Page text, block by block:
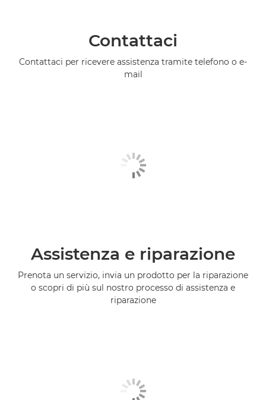
Contattaci
Contattaci per ricevere assistenza tramite telefono o e-
mail
Assistenza e riparazione
Prenota un servizio, invia un prodotto per la riparazione
o scopri di più sul nostro processo di assistenza e
riparazione